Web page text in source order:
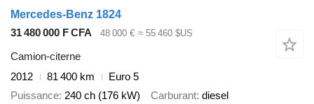
Mercedes-Benz 1824
31 480 000 F CFA
48 000 € ≈ 55 460 $US
Camion-citerne
2012
81 400 km
Euro 5
Puissance 240 ch (176 kW) Carburant diesel